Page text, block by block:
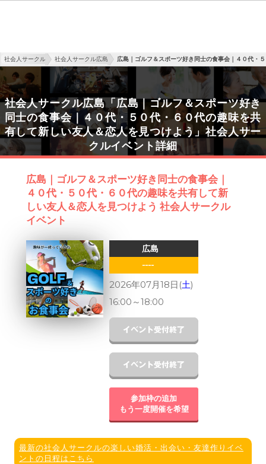
社会人サークル 社会人サークル広島 広島｜ゴルフ＆スポーツ好き同士の食事会｜４０代・
社会人サークル広島「広島｜ゴルフ＆スポーツ好き
同士の食事会｜４０代・５０代・６０代の趣味を共
有して新しい友人＆恋人を見つけよう」社会人サー
クルイベント詳細
広島｜ゴルフ＆スポーツ好き同士の食事会｜
４０代・５０代・６０代の趣味を共有して新
しい友人＆恋人を見つけよう 社会人サークル
イベント
広島
----
2026年07月18日(土)
16:00 ～18:00
参加枠の追加
もう一度開催を希望
最新の社会人サークルの楽しい婚活・出会い・友達作りイベ
ントの日程はこちら